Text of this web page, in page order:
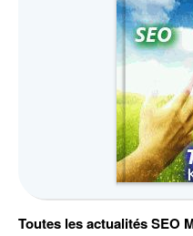
Toutes les actualités SEO